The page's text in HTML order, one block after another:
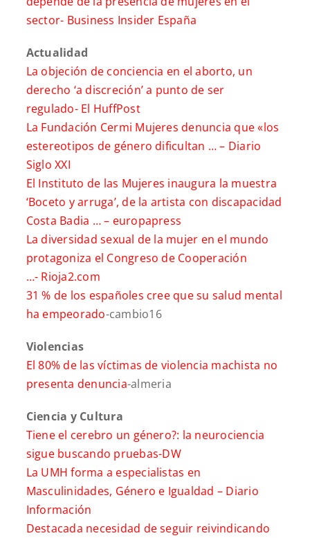
sector- Business Insider España
Actualidad
La objeción de conciencia en el aborto, un
derecho ‘a discreción’ a punto de ser
regulado- El HuffPost
La Fundación Cermi Mujeres denuncia que «los
estereotipos de género dificultan … – Diario
Siglo XXI
El Instituto de las Mujeres inaugura la muestra
‘Boceto y arruga’, de la artista con discapacidad
Costa Badia … – europapress
La diversidad sexual de la mujer en el mundo
protagoniza el Congreso de Cooperación
…- Rioja2.com
31 % de los españoles cree que su salud mental
ha empeorado-cambio16
Violencias
El 80% de las víctimas de violencia machista no
presenta denuncia-almeria
Ciencia y Cultura
Tiene el cerebro un género?: la neurociencia
sigue buscando pruebas-DW
La UMH forma a especialistas en
Masculinidades, Género e Igualdad – Diario
Información
Destacada necesidad de seguir reivindicando